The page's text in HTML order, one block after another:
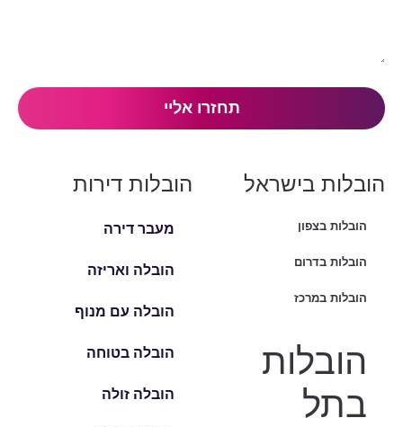
הובלות בישראל
הובלות בצפון
הובלות בדרום
הובלות במרכז
הובלות
בתל
הובלות דירות
מעבר דירה
הובלה ואריזה
הובלה עם מנוף
הובלה בטוחה
הובלה זולה